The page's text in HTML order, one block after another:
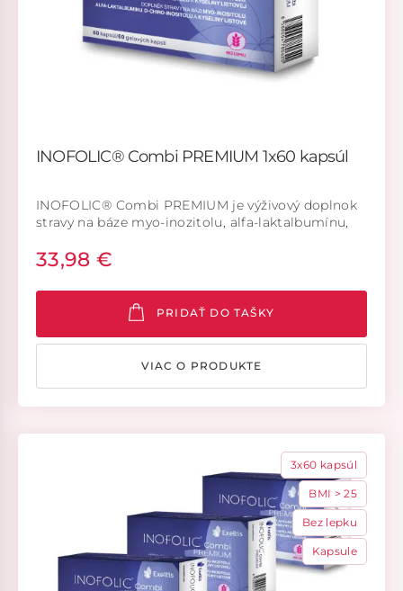
INOFOLIC® Combi PREMIUM 1x60 kapsúl
INOFOLIC® Combi PREMIUM je výživový doplnok
stravy na báze myo-inozitolu, alfa-laktalbumínu,
33,98 €
PRIDAŤ DO TAŠKY
VIAC O PRODUKTE
3x60 kapsúl
BMI > 25
Bez lepku
Kapsule